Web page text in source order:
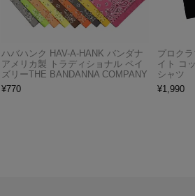
ハバハンク HAV-A-HANK バンダナ
アメリカ製 トラディショナル ペイ
ズリーTHE BANDANNA COMPANY
¥770
プロク
イト コ
シャツ
¥1,990